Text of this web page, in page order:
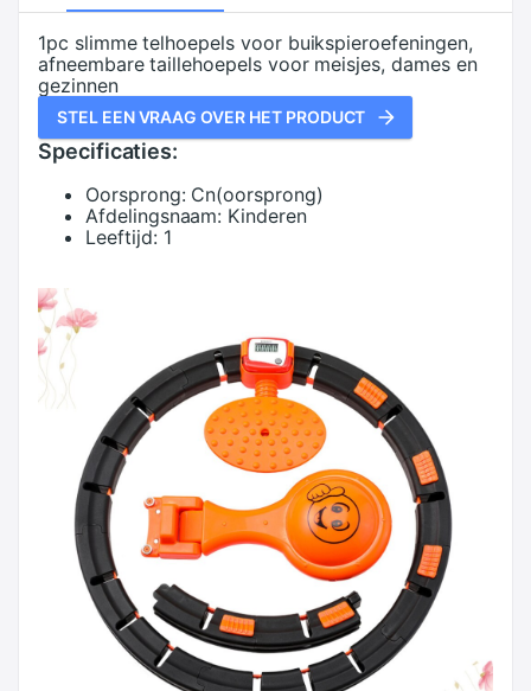
1pc slimme telhoepels voor buikspieroefeningen,
afneembare taillehoepels voor meisjes, dames en
gezinnen
STEL EEN VRAAG OVER HET PRODUCT
Specificaties:
Oorsprong: Cn(oorsprong)
Afdelingsnaam: Kinderen
Leeftijd: 1